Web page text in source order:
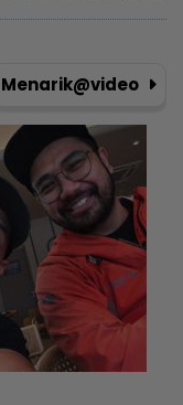
Menarik@video